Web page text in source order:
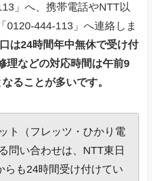
」へ、携帯電話やNTT以
0120-444-113」へ連絡しま
は24時間年中無休で受け付
理などの対応時間は午前9
ることが多いです。
ト（フレッツ・ひかり電
問い合わせは、NTT東日
らも24時間受け付けてい